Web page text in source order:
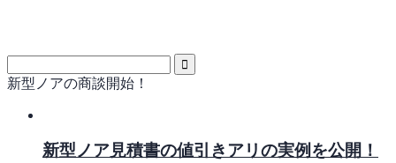
新型ノアの商談開始！
新型ノア見積書の値引きアリの実例を公開！